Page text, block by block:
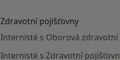
Zdravotní pojišťovny
Internisté s Oborová zdravotní
Internisté s Zdravotní